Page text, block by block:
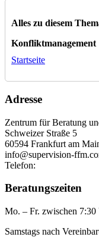
Alles zu diesem
Konfliktmanagement
Startseite
Adresse
Zentrum für Beratung
Schweizer Straße 5
60594 Frankfurt am
info@supervision-
Telefon:
Beratungszeiten
Mo. – Fr. zwischen
Samstags nach